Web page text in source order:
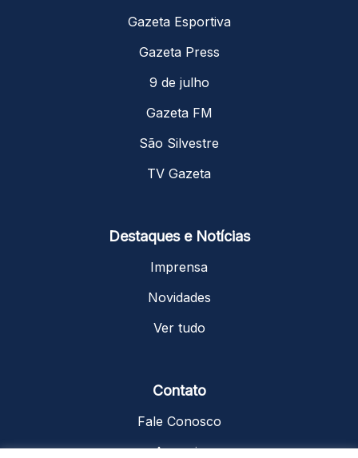
Gazeta Esportiva
Gazeta Press
9 de julho
Gazeta FM
São Silvestre
TV Gazeta
Destaques e Notícias
Imprensa
Novidades
Ver tudo
Contato
Fale Conosco
Anuncie